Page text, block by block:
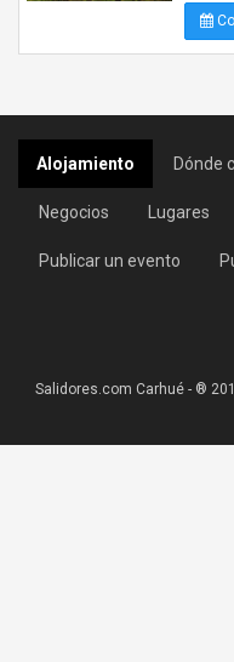
Alojamiento Dónde
Negocios Lugares
Publicar un evento
Salidores.com Carhué - ®